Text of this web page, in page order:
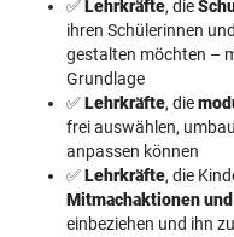
✅Lehrkräfte, die
ihren Schülerinnen
gestalten möchten –
Grundlage
✅Lehrkräfte, die
frei auswählen,
anpassen können
✅Lehrkräfte, die
Mitmachaktionen
einbeziehen und ihn